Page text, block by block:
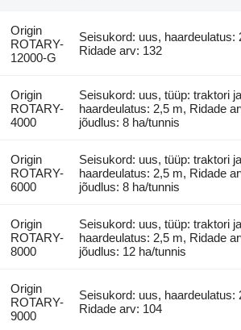
Origin
ROTARY-
12000-G
Seisukord: uus, haardeulatus:
Ridade arv: 132
Origin
ROTARY-
4000
Seisukord: uus, tüüp: traktori
haardeulatus: 2,5 m, Ridade
jõudlus: 8 ha/tunnis
Origin
ROTARY-
6000
Seisukord: uus, tüüp: traktori
haardeulatus: 2,5 m, Ridade
jõudlus: 8 ha/tunnis
Origin
ROTARY-
8000
Seisukord: uus, tüüp: traktori
haardeulatus: 2,5 m, Ridade
jõudlus: 12 ha/tunnis
Origin
ROTARY-
9000
Seisukord: uus, haardeulatus:
Ridade arv: 104